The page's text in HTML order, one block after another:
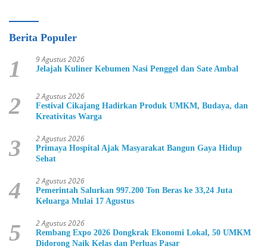
Berita Populer
1 9 Agustus 2026
Jelajah Kuliner Kebumen Nasi Penggel dan Sate Ambal
2 2 Agustus 2026
Festival Cikajang Hadirkan Produk UMKM, Budaya, dan
Kreativitas Warga
3 2 Agustus 2026
Primaya Hospital Ajak Masyarakat Bangun Gaya Hidup
Sehat
4 2 Agustus 2026
Pemerintah Salurkan 997.200 Ton Beras ke 33,24 Juta
Keluarga Mulai 17 Agustus
5 2 Agustus 2026
Rembang Expo 2026 Dongkrak Ekonomi Lokal, 50 UMKM
Didorong Naik Kelas dan Perluas Pasar